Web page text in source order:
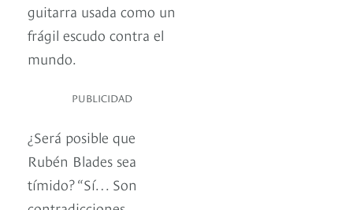
guitarra usada como un
frágil escudo contra el
mundo.
PUBLICIDAD
¿Será posible que
Rubén Blades sea
tímido? “Sí… Son